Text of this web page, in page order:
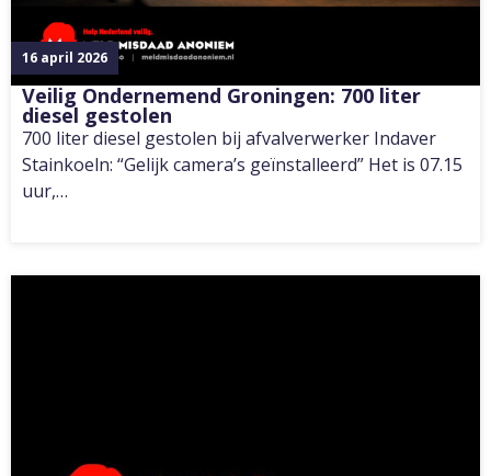
16 april 2026
Veilig Ondernemend Groningen: 700 liter
diesel gestolen
700 liter diesel gestolen bij afvalverwerker Indaver
Stainkoeln: “Gelijk camera’s geïnstalleerd” Het is 07.15
uur,…